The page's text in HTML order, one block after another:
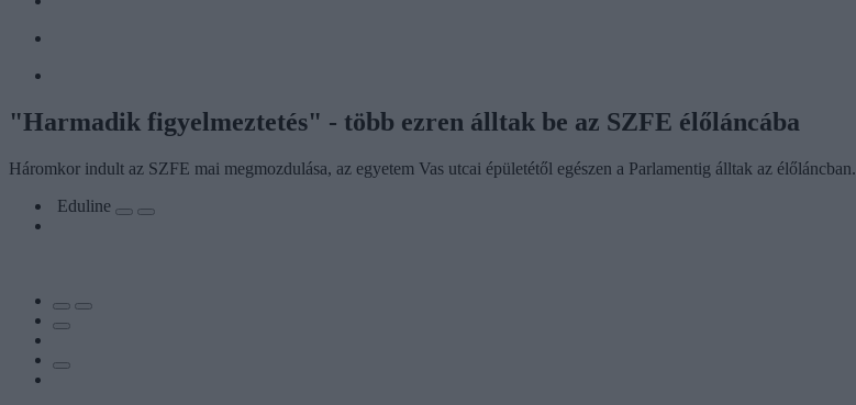
"Harmadik figyelmeztetés" - több ezren álltak be az SZFE élőláncába
Háromkor indult az SZFE mai megmozdulása, az egyetem Vas utcai épületétől egészen a Parlamentig álltak az élőláncban.
Eduline